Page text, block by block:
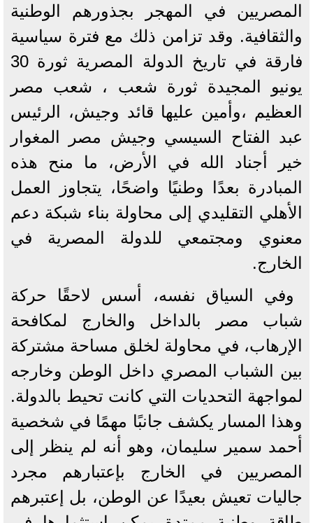
المصريين في المهجر بجذورهم الوطنية
والثقافية. وقد تزامن ذلك مع فترة سياسية
فارقة في تاريخ الدولة المصرية ثورة 30
يونيو المجيدة ثورة شعب ، شعب مصر
العظيم ،وأمين عليها قائد وجيش، الرئيس
عبد الفتاح السيسي وجيش مصر المغوار
خير أجناد الله في الأرض، ما منح هذه
المبادرة بعدًا وطنيًا واضحًا، يتجاوز العمل
الأهلي التقليدي إلى محاولة بناء شبكة دعم
معنوي ومجتمعي للدولة المصرية في
الخارج.
وفي السياق نفسه، أسس لاحقًا حركة
شباب مصر بالداخل والخارج لمكافحة
الإرهاب، في محاولة لخلق مساحة مشتركة
بين الشباب المصري داخل الوطن وخارجه
لمواجهة التحديات التي كانت تحيط بالدولة.
وهذا المسار يكشف جانبًا مهمًا في شخصية
أحمد سمير سليمان، وهو أنه لم ينظر إلى
المصريين في الخارج بإعتبارهم مجرد
جاليات تعيش بعيدًا عن الوطن، بل إعتبرهم